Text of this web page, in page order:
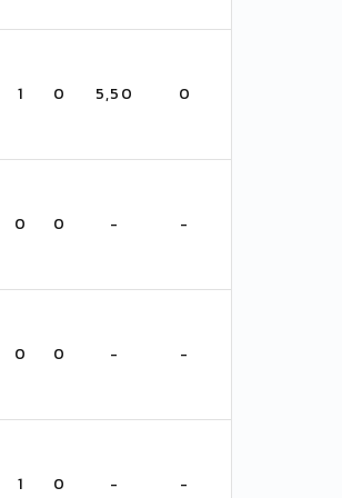
1 0 5,50 0
0 0 - -
0 0 - -
1 0 - -